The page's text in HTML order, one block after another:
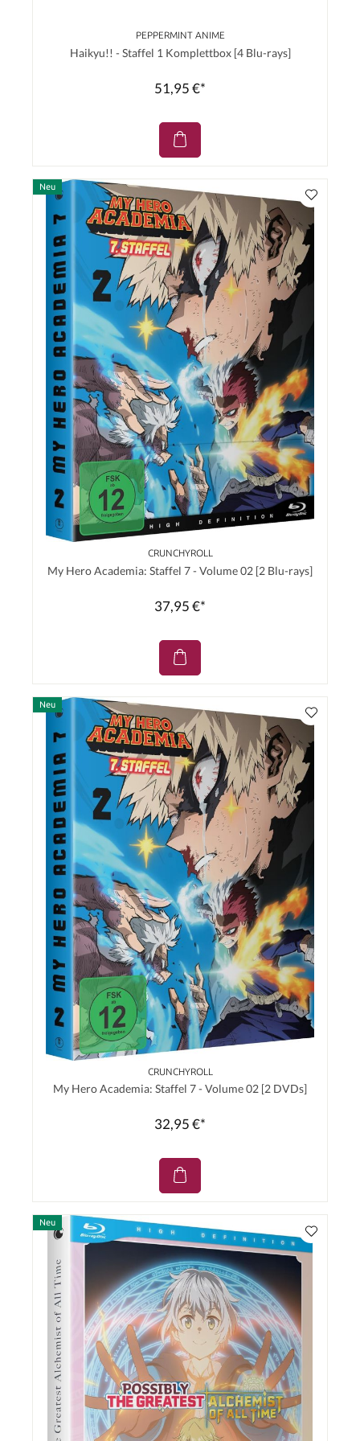
PEPPERMINT ANIME
Haikyu!! - Staffel 1 Komplettbox [4 Blu-rays]
51,95 €*
Neu
CRUNCHYROLL
My Hero Academia: Staffel 7 - Volume 02 [2 Blu-rays]
37,95 €*
Neu
CRUNCHYROLL
My Hero Academia: Staffel 7 - Volume 02 [2 DVDs]
32,95 €*
Neu